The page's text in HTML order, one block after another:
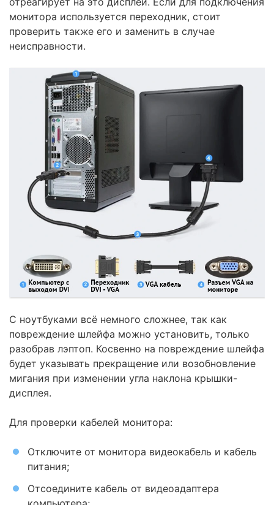
монитора используется переходник, стоит
проверить также его и заменить в случае
неисправности.
С ноутбуками всё немного сложнее, так как
повреждение шлейфа можно установить, только
разобрав лэптоп. Косвенно на повреждение шлейфа
будет указывать прекращение или возобновление
мигания при изменении угла наклона крышки-
дисплея.
Для проверки кабелей монитора:
Отключите от монитора видеокабель и кабель
питания;
Отсоедините кабель от видеоадаптера